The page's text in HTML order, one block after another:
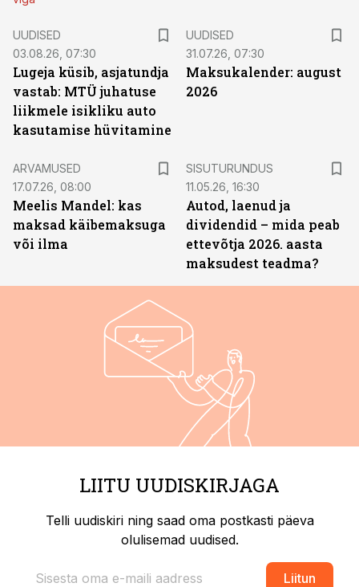
UUDISED
03.08.26, 07:30
Lugeja küsib, asjatundja
vastab: MTÜ juhatuse
liikmele isikliku auto
kasutamise hüvitamine
UUDISED
31.07.26, 07:30
Maksukalender: august
2026
ARVAMUSED
17.07.26, 08:00
Meelis Mandel: kas
maksad käibemaksuga
või ilma
SISUTURUNDUS
11.05.26, 16:30
Autod, laenud ja
dividendid – mida peab
ettevõtja 2026. aasta
maksudest teadma?
LIITU UUDISKIRJAGA
Telli uudiskiri ning saad oma postkasti päeva
olulisemad uudised.
Liitun